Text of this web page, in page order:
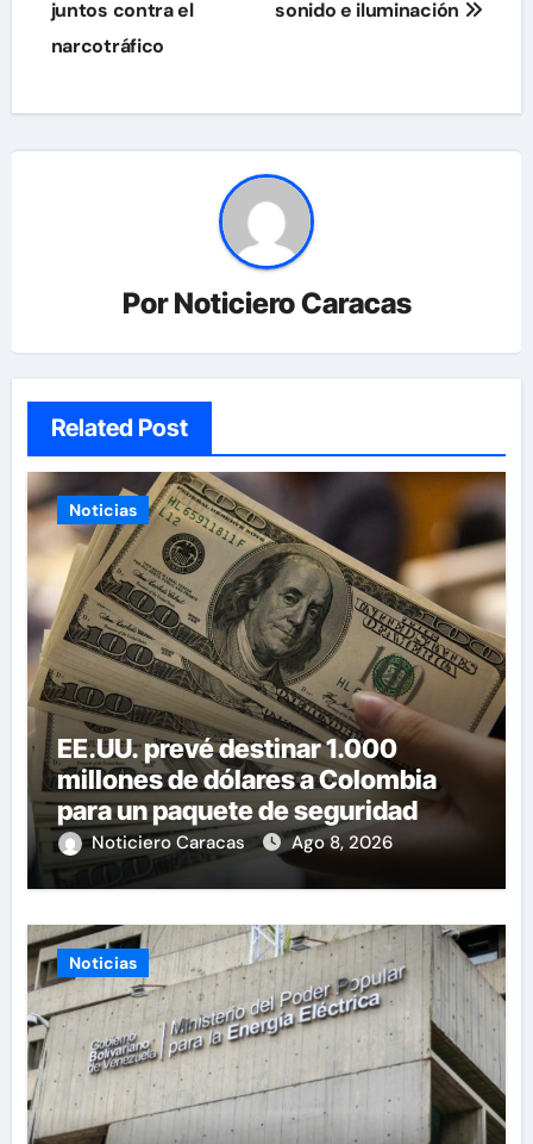
juntos contra el
narcotráfico
sonido e iluminación
PorNoticiero Caracas
Related Post
Noticias
EE.UU. prevé destinar 1.000
millones de dólares a Colombia
para un paquete de seguridad
Noticiero Caracas Ago 8, 2026
Noticias